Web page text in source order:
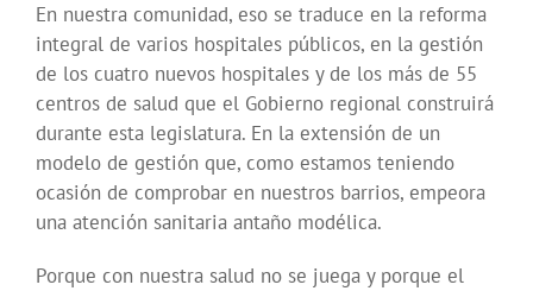
En nuestra comunidad, eso se traduce en la reforma
integral de varios hospitales públicos, en la gestión
de los cuatro nuevos hospitales y de los más de 55
centros de salud que el Gobierno regional construirá
durante esta legislatura. En la extensión de un
modelo de gestión que, como estamos teniendo
ocasión de comprobar en nuestros barrios, empeora
una atención sanitaria antaño modélica.
Porque con nuestra salud no se juega y porque el